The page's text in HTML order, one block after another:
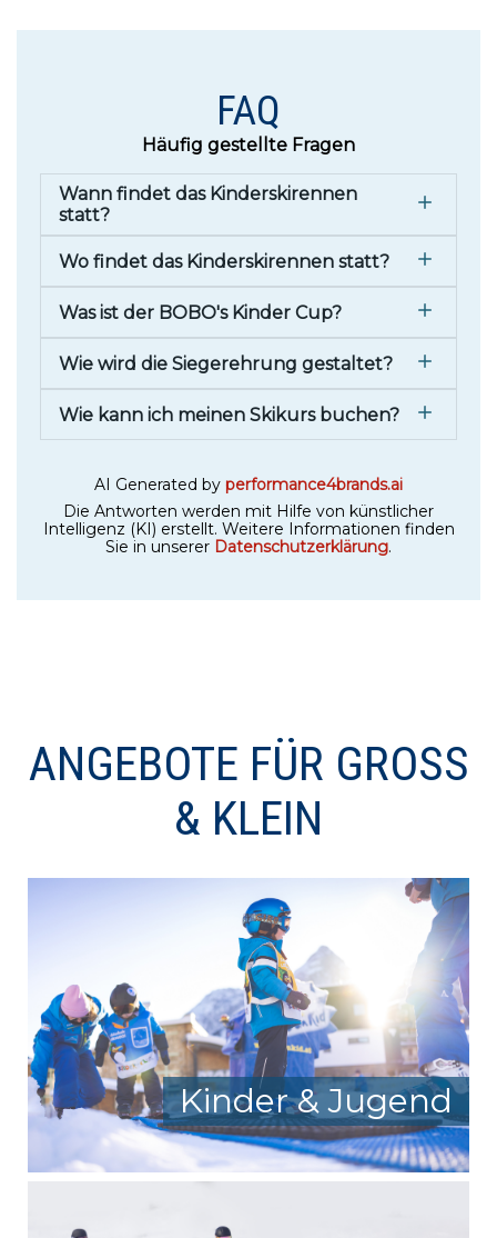
FAQ
Häufig gestellte Fragen
Wann findet das Kinderskirennen
statt?
Wo findet das Kinderskirennen statt?
Was ist der BOBO's Kinder Cup?
Wie wird die Siegerehrung gestaltet?
Wie kann ich meinen Skikurs buchen?
AI Generated by performance4brands.ai
Die Antworten werden mit Hilfe von künstlicher
Intelligenz (KI) erstellt. Weitere Informationen finden
Sie in unserer Datenschutzerklärung.
ANGEBOTE FÜR GROSS &
KLEIN
Kinder & Jugend